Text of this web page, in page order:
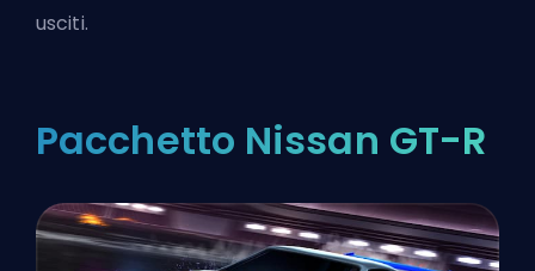
usciti.
Pacchetto Nissan GT-R